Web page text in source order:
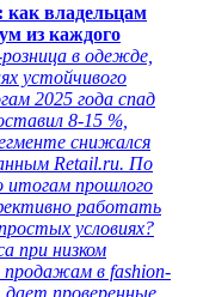
как владельцам
из каждого
в одежде,
устойчивого
2025 года спад
8-15 %,
снижался
Retail.ru. По
итогам прошлого
работать
условиях?
при низком
продажам в fashion-
дает проверенные